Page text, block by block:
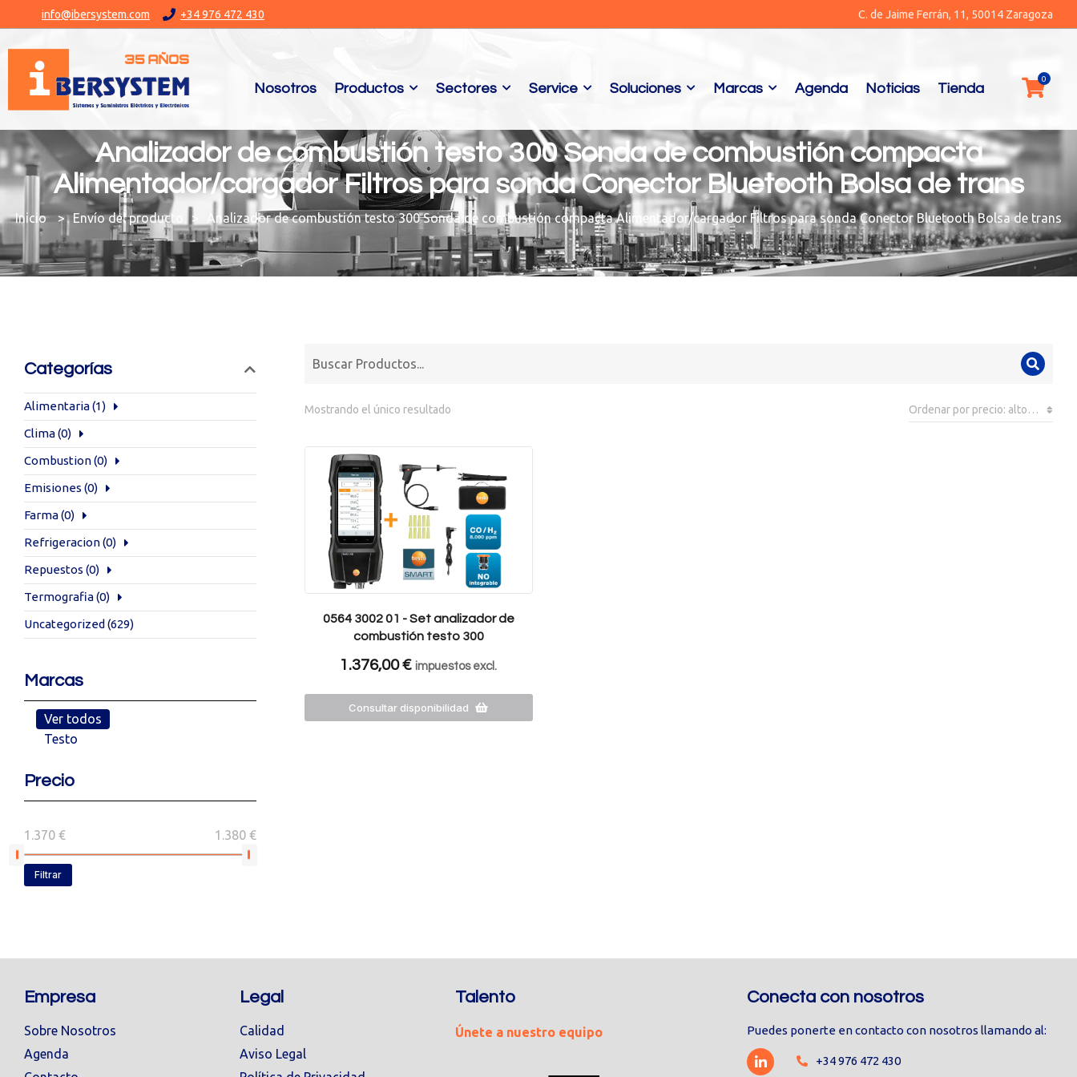
info@ibersystem.com +34 976 472 430 C. de Jaime Ferrán, 11, 50014 Zaragoza
Nosotros Productos Sectores Service Soluciones Marcas Agenda Noticias Tienda
Analizador de combustión testo 300 Sonda de combustión compacta
Alimentador/cargador Filtros para sonda Conector Bluetooth Bolsa de trans
You are here:Envío del producto Analizador de combustión testo 300 Sonda de combustión compacta Alimentador/cargador Filtros para sonda Conector Bluetooth Bolsa de trans
Categorías
Alimentaria(1)
Clima(0)
Combustion(0)
Emisiones (0)
Farma(0)
Refrigeracion(0)
Repuestos (0)
Termografia(0)
Uncategorized (629)
Marcas
Ver todos
Testo
Precio
1.370 € 1.380 €
Filtrar
Mostrando el único resultado
0564 3002 01 - Set analizador de
combustión testo 300
1.376,00€ impuestos excl.
Consultar disponibilidad
Empresa
Sobre Nosotros
Agenda
Legal
Calidad
Aviso Legal
Talento
Únete a nuestro equipo
Conecta con nosotros
Puedes ponerte en contacto con nosotros llamando al:
+34 976 472 430